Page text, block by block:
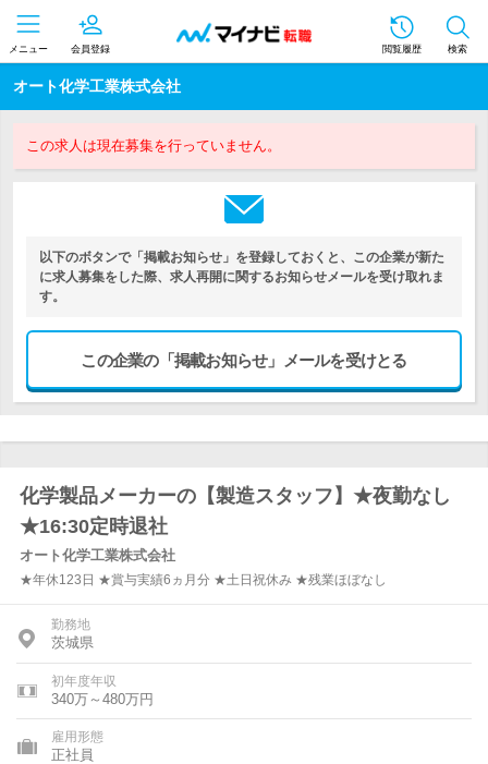
メニュー 会員登録 閲覧履歴 検索
オート化学工業株式会社
この求人は現在募集を行っていません。
以下のボタンで「掲載お知らせ」を登録しておくと、この企業が新た
に求人募集をした際、求人再開に関するお知らせメールを受け取れま
す。
この企業の「掲載お知らせ」メールを受けとる
化学製品メーカーの【製造スタッフ】★夜勤なし
★16:30定時退社
オート化学工業株式会社
★年休123日 ★賞与実績6ヵ月分 ★土日祝休み ★残業ほぼなし
勤務地
茨城県
初年度年収
340万～480万円
雇用形態
正社員